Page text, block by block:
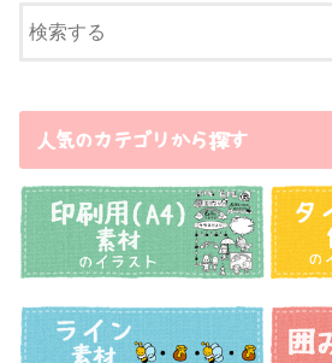
人気のカテゴリから探す